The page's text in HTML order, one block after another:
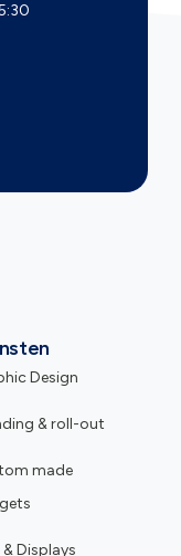
Design
& roll-out
made
& Displays